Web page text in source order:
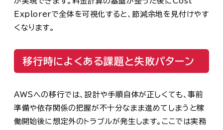
Explorerで全体を可視化すると、節減余地を見付けやす
くなります。
移行時によくある課題と失敗パターン
AWSへの移行では、設計や手順自体が正しくても、事前
準備や依存関係の把握が不十分なまま進めてしまうと稼
働開始後に想定外のトラブルが発生します。ここでは実務